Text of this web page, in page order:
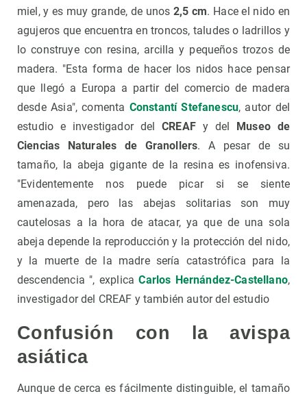
miel, y es muy grande, de unos2,5 cm. Hace el nido en
agujeros que encuentra en troncos, taludes o ladrillos y
lo construye con resina, arcilla y pequeños trozos de
madera. "Esta forma de hacer los nidos hace pensar
que llegó a Europa a partir del comercio de madera
desde Asia", comenta Constantí Stefanescu, autor del
estudio e investigador delCREAFy del
Museo de
Ciencias Naturales de Granollers. A pesar de su
tamaño, la abeja gigante de la resina es inofensiva.
"Evidentemente nos puede picar si se siente
amenazada, pero las abejas solitarias son muy
cautelosas a la hora de atacar, ya que de una sola
abeja depende la reproducción y la protección del nido,
y la muerte de la madre sería catastrófica para la
descendencia ", explicaCarlos Hernández-Castellano,
investigador del CREAF y también autor del estudio
Confusión con la avispa
asiática
Aunque de cerca es fácilmente distinguible, el tamaño